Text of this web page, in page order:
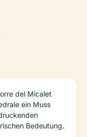
del Micalet
ein Muss
Bedeutung.